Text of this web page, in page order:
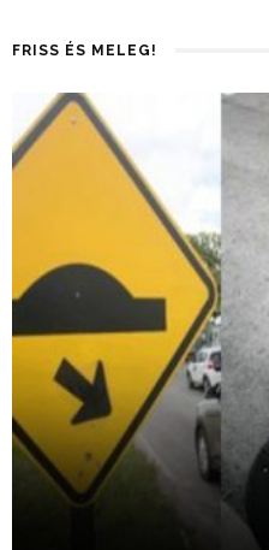
FRISS ÉS MELEG!